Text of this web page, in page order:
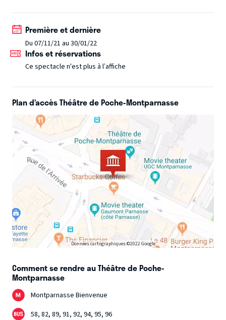
Première et dernière
Du 07/11/21 au 30/01/22
Infos et réservations
Ce spectacle n'est plus à l’affiche
Plan d’accès Théâtre de Poche-Montparnasse
Données cartographiques ©2022 Google
Comment se rendre au Théâtre de Poche-
Montparnasse
Montparnasse Bienvenue
58, 82, 89, 91, 92, 94, 95, 96